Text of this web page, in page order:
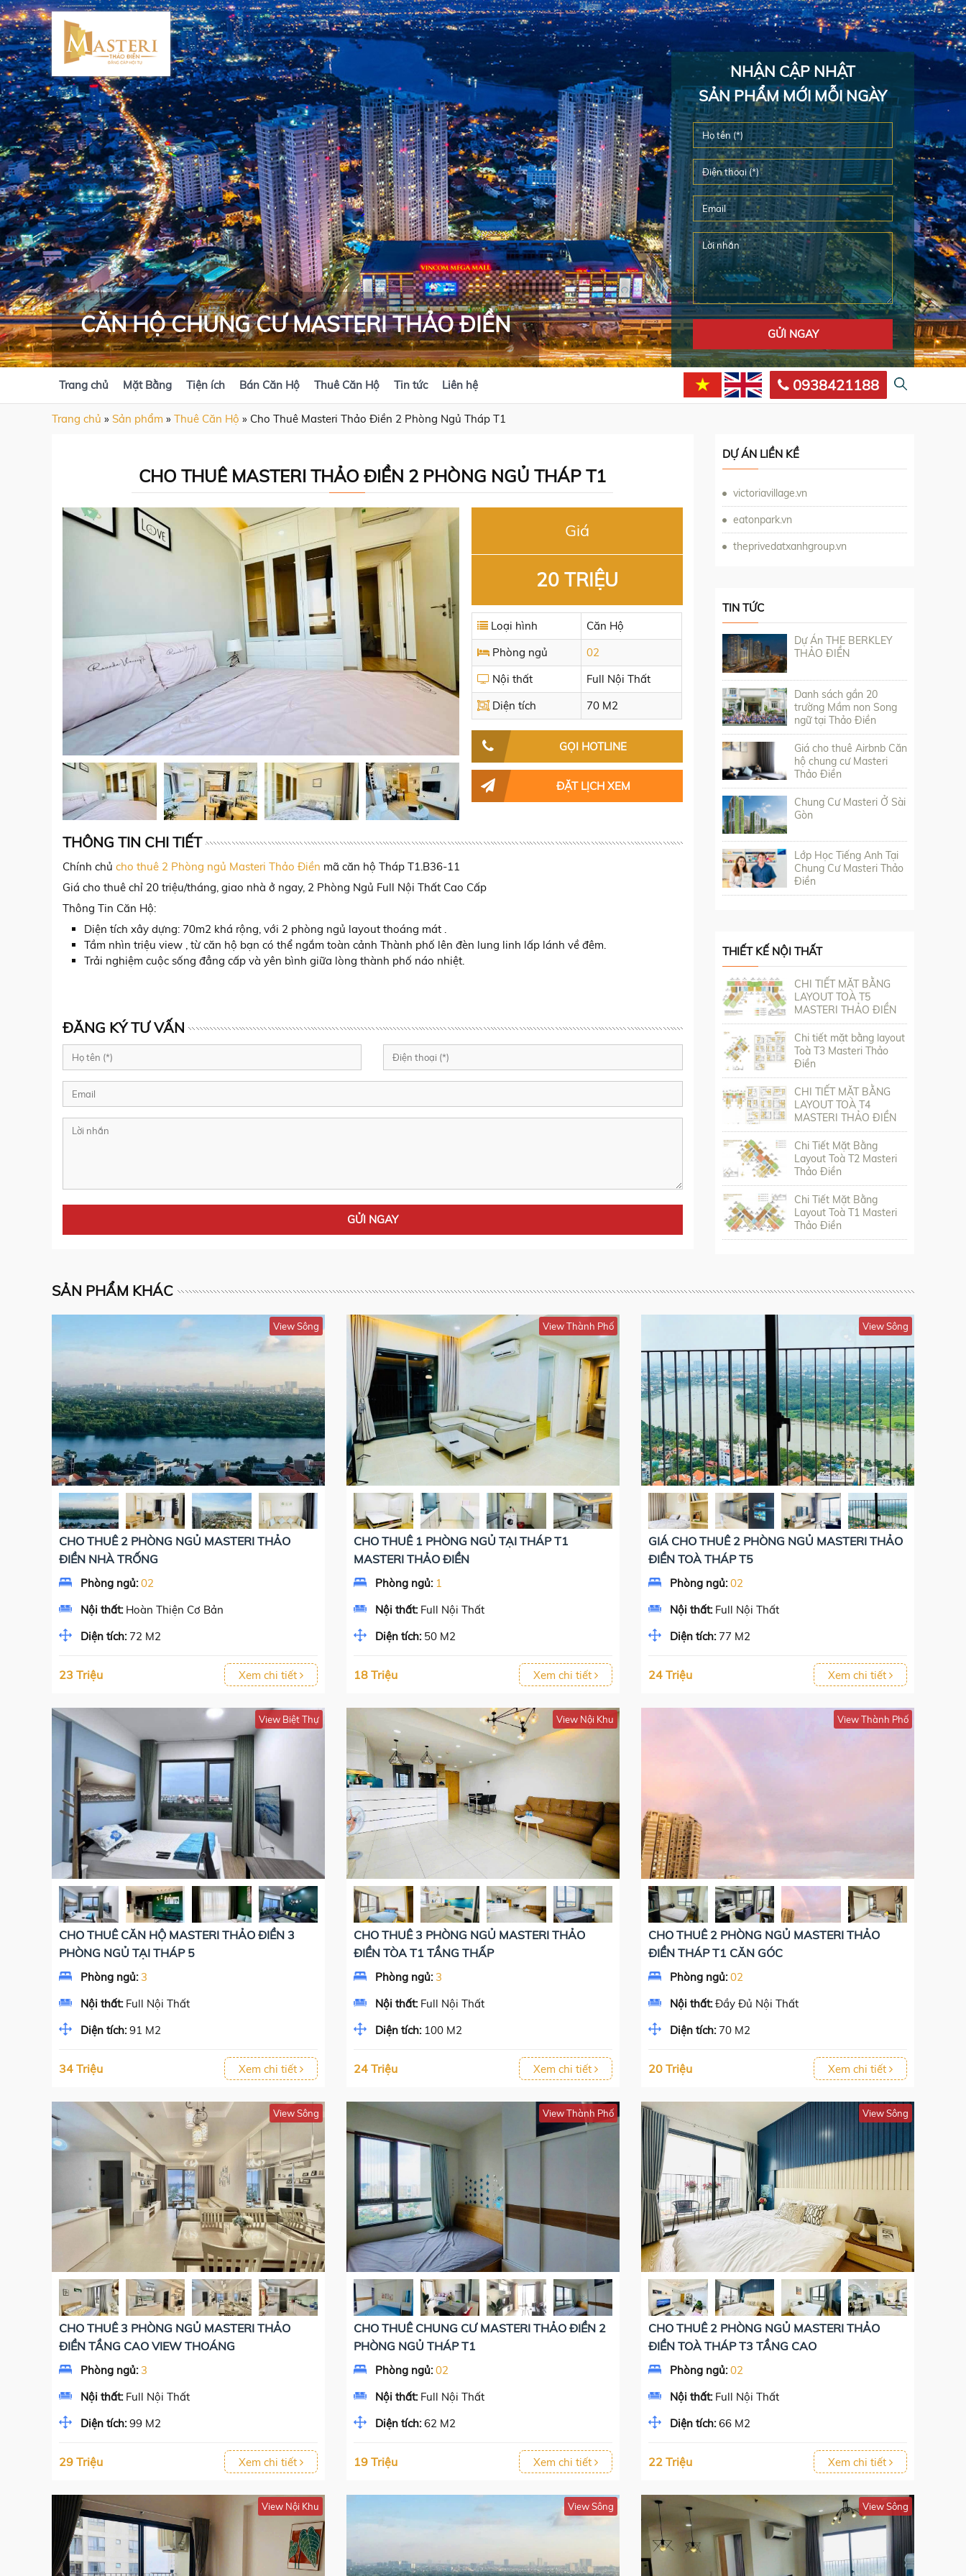
NHẬN CẬP NHẬT
SẢN PHẨM MỚI MỖI NGÀY
CĂN HỘ CHUNG CƯ MASTERI THẢO ĐIỀN
0938421188
Trang chủ Mặt Bằng Tiện ích Bán Căn Hộ Thuê Căn Hộ Tin tức Liên hệ
Trang chủ » Sản phẩm » Thuê Căn Hộ » Cho Thuê Masteri Thảo Điền 2 Phòng Ngủ Tháp T1
CHO THUÊ MASTERI THẢO ĐIỀN 2 PHÒNG NGỦ THÁP T1
Giá
20 TRIỆU
Loại hình
Căn Hộ
Phòng ngủ
02
Nội thất
Full Nội Thất
Diện tích
70 M2
GỌI HOTLINE
ĐẶT LỊCH XEM
THÔNG TIN CHI TIẾT
Chính chủ cho thuê 2 Phòng ngủ Masteri Thảo Điền mã căn hộ Tháp T1.B36-11
Giá cho thuê chỉ 20 triệu/tháng, giao nhà ở ngay, 2 Phòng Ngủ Full Nội Thất Cao Cấp
Thông Tin Căn Hộ:
Diện tích xây dựng: 70m2 khá rộng, với 2 phòng ngủ layout thoáng mát .
Tầm nhìn triệu view , từ căn hộ bạn có thể ngắm toàn cảnh Thành phố lên đèn lung linh lấp lánh về đêm.
Trải nghiệm cuộc sống đẳng cấp và yên bình giữa lòng thành phố náo nhiệt.
ĐĂNG KÝ TƯ VẤN
DỰ ÁN LIỀN KỀ
victoriavillage.vn
eatonpark.vn
theprivedatxanhgroup.vn
TIN TỨC
Dự Án THE BERKLEY
THẢO ĐIỀN
Danh sách gần 20
trường Mầm non Song
ngữ tại Thảo Điền
Giá cho thuê Airbnb Căn
hộ chung cư Masteri
Thảo Điền
Chung Cư Masteri Ở Sài
Gòn
Lớp Học Tiếng Anh Tại
Chung Cư Masteri Thảo
Điền
THIẾT KẾ NỘI THẤT
CHI TIẾT MẶT BẰNG
LAYOUT TOÀ T5
MASTERI THẢO ĐIỀN
Chi tiết mặt bằng layout
Toà T3 Masteri Thảo
Điền
CHI TIẾT MẶT BẰNG
LAYOUT TOÀ T4
MASTERI THẢO ĐIỀN
Chi Tiết Mặt Bằng
Layout Toà T2 Masteri
Thảo Điền
Chi Tiết Mặt Bằng
Layout Toà T1 Masteri
Thảo Điền
SẢN PHẨM KHÁC
View Sông
CHO THUÊ 2 PHÒNG NGỦ MASTERI THẢO
ĐIỀN NHÀ TRỐNG
Phòng ngủ: 02
Nội thất:Hoàn Thiện Cơ Bản
Diện tích:72 M2
23 Triệu Xem chi tiết
View Thành Phố
CHO THUÊ 1 PHÒNG NGỦ TẠI THÁP T1
MASTERI THẢO ĐIỀN
Phòng ngủ: 1
Nội thất:Full Nội Thất
Diện tích:50 M2
18 Triệu Xem chi tiết
View Sông
GIÁ CHO THUÊ 2 PHÒNG NGỦ MASTERI THẢO
ĐIỀN TOÀ THÁP T5
Phòng ngủ: 02
Nội thất:Full Nội Thất
Diện tích:77 M2
24 Triệu Xem chi tiết
View Biệt Thự
CHO THUÊ CĂN HỘ MASTERI THẢO ĐIỀN 3
PHÒNG NGỦ TẠI THÁP 5
Phòng ngủ: 3
Nội thất:Full Nội Thất
Diện tích:91 M2
34 Triệu Xem chi tiết
View Nội Khu
CHO THUÊ 3 PHÒNG NGỦ MASTERI THẢO
ĐIỀN TÒA T1 TẦNG THẤP
Phòng ngủ: 3
Nội thất:Full Nội Thất
Diện tích:100 M2
24 Triệu Xem chi tiết
View Thành Phố
CHO THUÊ 2 PHÒNG NGỦ MASTERI THẢO
ĐIỀN THÁP T1 CĂN GÓC
Phòng ngủ: 02
Nội thất:Đầy Đủ Nội Thất
Diện tích:70 M2
20 Triệu Xem chi tiết
View Sông
CHO THUÊ 3 PHÒNG NGỦ MASTERI THẢO
ĐIỀN TẦNG CAO VIEW THOÁNG
Phòng ngủ: 3
Nội thất:Full Nội Thất
Diện tích:99 M2
29 Triệu Xem chi tiết
View Thành Phố
CHO THUÊ CHUNG CƯ MASTERI THẢO ĐIỀN 2
PHÒNG NGỦ THÁP T1
Phòng ngủ: 02
Nội thất:Full Nội Thất
Diện tích:62 M2
19 Triệu Xem chi tiết
View Sông
CHO THUÊ 2 PHÒNG NGỦ MASTERI THẢO
ĐIỀN TOÀ THÁP T3 TẦNG CAO
Phòng ngủ: 02
Nội thất:Full Nội Thất
Diện tích:66 M2
22 Triệu Xem chi tiết
View Nội Khu View Sông View Sông